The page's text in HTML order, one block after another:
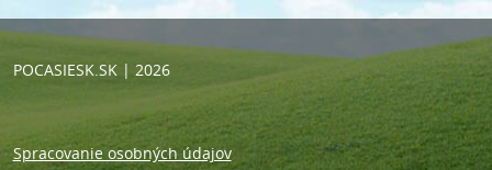
POCASIESK.SK| 2026
Spracovanie osobných údajov